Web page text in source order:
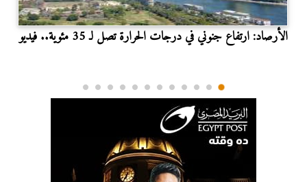
الأرصاد: ارتفاع جنوني في درجات الحرارة تصل لـ 35 مئوية.. فيديو